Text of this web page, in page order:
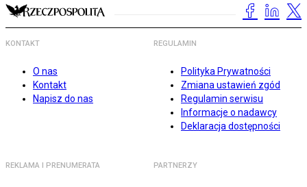
KONTAKT
O nas
Kontakt
Napisz do nas
REGULAMIN
Polityka Prywatności
Zmiana ustawień zgód
Regulamin serwisu
Informacje o nadawcy
Deklaracja dostępności
REKLAMA I PRENUMERATA PARTNERZY